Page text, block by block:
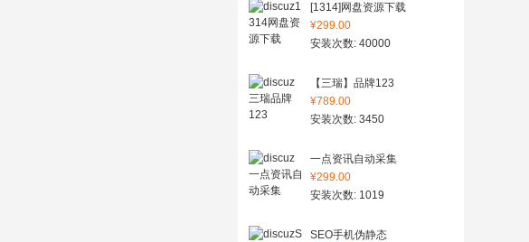
[1314]网盘资源下载
¥299.00
安装次数: 40000
【三瑞】品牌123
¥789.00
安装次数: 3450
一点资讯自动采集
¥299.00
安装次数: 1019
SEO手机伪静态